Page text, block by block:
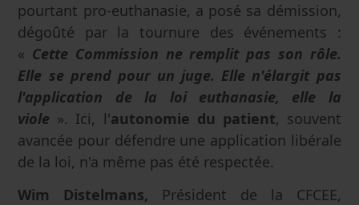
pourtant pro-euthanasie, a posé sa démission,
dégoûté par la tournure des événements :
« Cette Commission ne remplit pas son rôle.
Elle se prend pour un juge. Elle n'élargit pas
l'application de la loi euthanasie, elle la
viole ». Ici, l'autonomie du patient, souvent
avancée pour défendre une application libérale
de la loi, n'a même pas été respectée.
Wim Distelmans, Président de la CFCEE,